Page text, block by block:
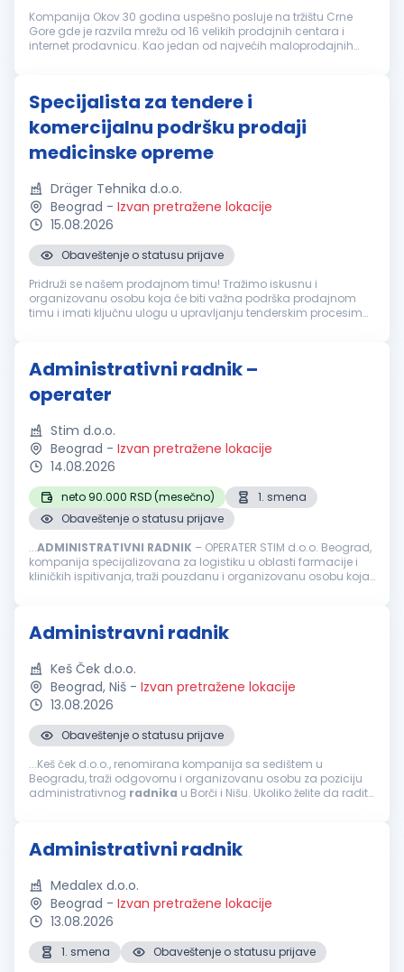
Kompanija Okov 30 godina uspešno posluje na tržištu Crne
Gore gde je razvila mrežu od 16 velikih prodajnih centara i
internet prodavnicu. Kao jedan od najvećih maloprodajnih
Specijalista za tendere i
komercijalnu podršku prodaji
medicinske opreme
Dräger Tehnika d.o.o.
Beograd - Izvan pretražene lokacije
15.08.2026
Obaveštenje o statusu prijave
Pridruži se našem prodajnom timu! Tražimo iskusnu i
organizovanu osobu koja će biti važna podrška prodajnom
timu i imati ključnu ulogu u upravljanju tenderskim procesima,
Administrativni radnik –
operater
Stim d.o.o.
Beograd - Izvan pretražene lokacije
14.08.2026
neto 90.000 RSD (mesečno)
1. smena
Obaveštenje o statusu prijave
...ADMINISTRATIVNI RADNIK – OPERATER STIM d.o.o. Beograd,
kompanija specijalizovana za logistiku u oblasti farmacije i
kliničkih ispitivanja, traži pouzdanu i organizovanu osobu koja
Administravni radnik
Keš Ček d.o.o.
Beograd, Niš - Izvan pretražene lokacije
13.08.2026
Obaveštenje o statusu prijave
...Keš ček d.o.o., renomirana kompanija sa sedištem u
Beogradu, traži odgovornu i organizovanu osobu za poziciju
administrativnog radnika u Borči i Nišu. Ukoliko želite da radite
Administrativni radnik
Medalex d.o.o.
Beograd - Izvan pretražene lokacije
13.08.2026
1. smena
Obaveštenje o statusu prijave